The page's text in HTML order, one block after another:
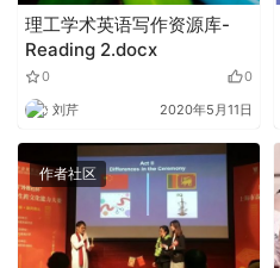
理工学术英语写作资源库-
Reading 2.docx
0 0
刘芹 2020年5月11日
作者社区